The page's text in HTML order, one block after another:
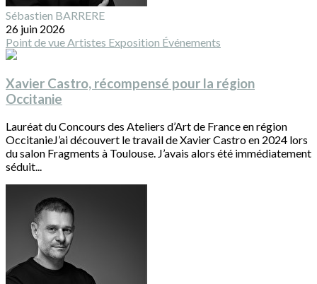
Sébastien BARRERE
26 juin 2026
Point de vueArtistes Exposition Événements
Xavier Castro, récompensé pour la région
Occitanie
Lauréat du Concours des Ateliers d’Art de France en région
OccitanieJ’ai découvert le travail de Xavier Castro en 2024 lors
du salon Fragments à Toulouse. J’avais alors été immédiatement
séduit...